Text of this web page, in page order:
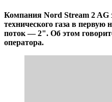
Компания Nord Stream 2 AG
технического газа в
поток — 2". Об этом
оператора.